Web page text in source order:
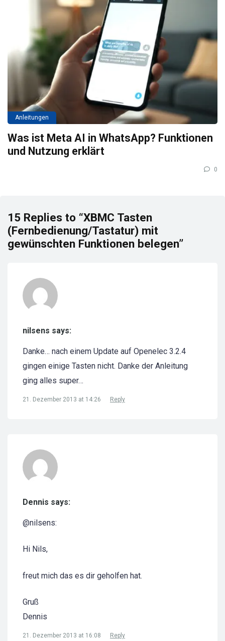
Anleitungen
Was ist Meta AI in WhatsApp? Funktionen
und Nutzung erklärt
0
15 Replies to “XBMC Tasten
(Fernbedienung/Tastatur) mit
gewünschten Funktionen belegen”
nilsens says:
Danke… nach einem Update auf Openelec 3.2.4
gingen einige Tasten nicht. Danke der Anleitung
ging alles super…
21. Dezember 2013 at 14:26 Reply
Dennis says:
@nilsens:
Hi Nils,
freut mich das es dir geholfen hat.
Gruß
Dennis
21. Dezember 2013 at 16:08 Reply